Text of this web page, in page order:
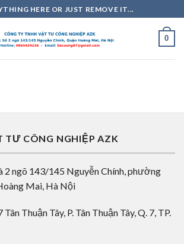
HERE OR JUST REMOVE IT...
0
TƯ CÔNG NGHIỆP AZK
2 ngõ 143/145 Nguyễn Chính, phường
Mai, Hà Nội
Thuận Tây, P. Tân Thuận Tây, Q. 7, TP.